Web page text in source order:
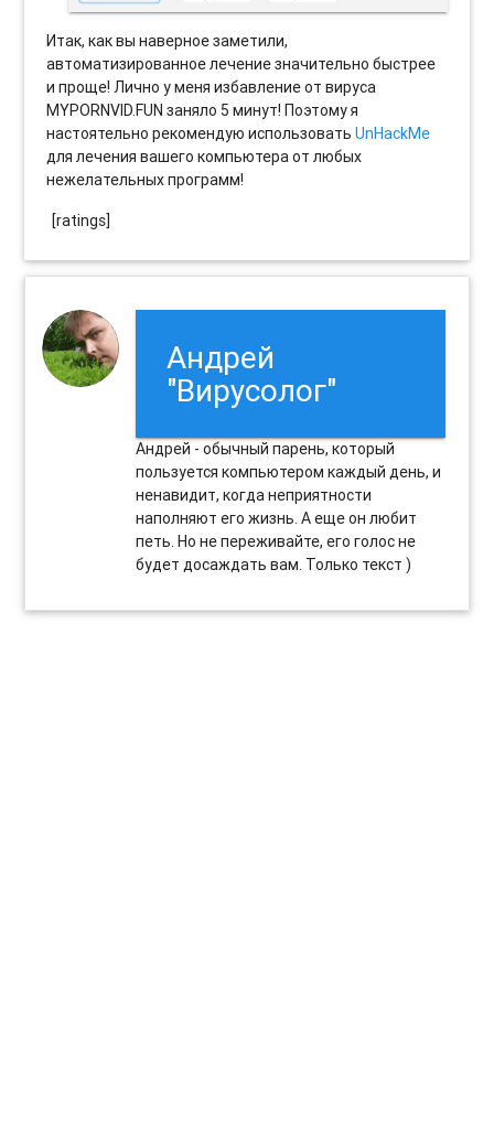
Итак, как вы наверное заметили,
автоматизированное лечение значительно быстрее
и проще! Лично у меня избавление от вируса
MYPORNVID.FUN заняло 5 минут! Поэтому я
настоятельно рекомендую использоватьUnHackMe
для лечения вашего компьютера от любых
нежелательных программ!
[ratings]
Андрей
"Вирусолог"
Андрей - обычный парень, который
пользуется компьютером каждый день, и
ненавидит, когда неприятности
наполняют его жизнь. А еще он любит
петь. Но не переживайте, его голос не
будет досаждать вам. Только текст )